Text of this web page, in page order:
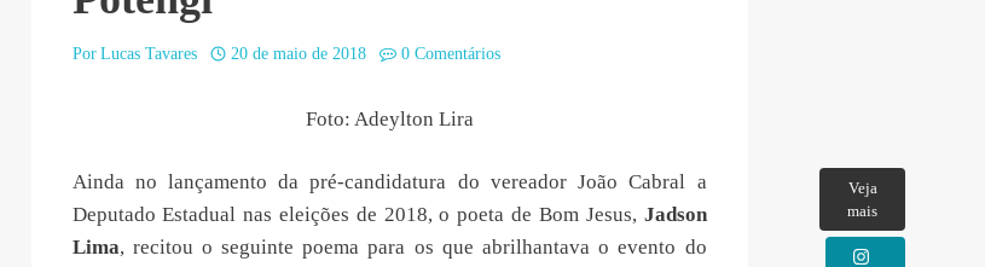
Por Lucas Tavares 20 de maio de 2018 0 Comentários
Foto: Adeylton Lira
Ainda no lançamento da pré-candidatura do vereador João Cabral a
Deputado Estadual nas eleições de 2018, o poeta de Bom Jesus, Jadson
Lima, recitou o seguinte poema para os que abrilhantava o evento do
Veja
mais